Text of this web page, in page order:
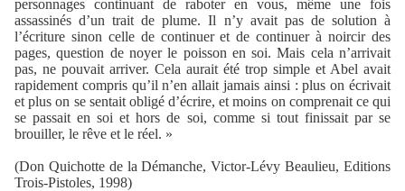
personnages continuant de raboter en vous, même une fois
assassinés d’un trait de plume. Il n’y avait pas de solution à
l’écriture sinon celle de continuer et de continuer à noircir des
pages, question de noyer le poisson en soi. Mais cela n’arrivait
pas, ne pouvait arriver. Cela aurait été trop simple et Abel avait
rapidement compris qu’il n’en allait jamais ainsi : plus on écrivait
et plus on se sentait obligé d’écrire, et moins on comprenait ce qui
se passait en soi et hors de soi, comme si tout finissait par se
brouiller, le rêve et le réel. »
(Don Quichotte de la Démanche, Victor-Lévy Beaulieu, Editions
Trois-Pistoles, 1998)